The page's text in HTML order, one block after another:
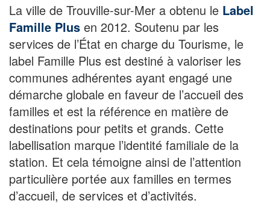
La ville de Trouville-sur-Mer a obtenu le Label
Famille Plus en 2012. Soutenu par les
services de l’État en charge du Tourisme, le
label Famille Plus est destiné à valoriser les
communes adhérentes ayant engagé une
démarche globale en faveur de l’accueil des
familles et est la référence en matière de
destinations pour petits et grands. Cette
labellisation marque l’identité familiale de la
station. Et cela témoigne ainsi de l’attention
particulière portée aux familles en termes
d’accueil, de services et d’activités.